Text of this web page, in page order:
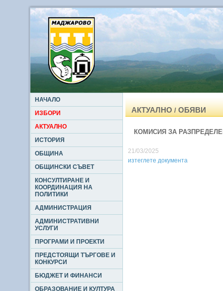
НАЧАЛО
ИЗБОРИ
АКТУАЛНО
ИСТОРИЯ
ОБЩИНА
ОБЩИНСКИ СЪВЕТ
КОНСУЛТИРАНЕ И
КООРДИНАЦИЯ НА
ПОЛИТИКИ
АДМИНИСТРАЦИЯ
АДМИНИСТРАТИВНИ
УСЛУГИ
ПРОГРАМИ И ПРОЕКТИ
ПРЕДСТОЯЩИ ТЪРГОВЕ И
КОНКУРСИ
БЮДЖЕТ И ФИНАНСИ
ОБРАЗОВАНИЕ И КУЛТУРА
АКТУАЛНО/ОБЯВИ
КОМИСИЯ ЗА
21/03/2025
изтеглете документа